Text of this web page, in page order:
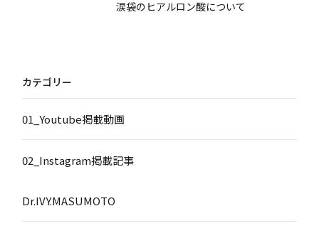
涙袋のヒアルロン酸について
カテゴリー
01_Youtube掲載動画
02_Instagram掲載記事
Dr.IVY.MASUMOTO